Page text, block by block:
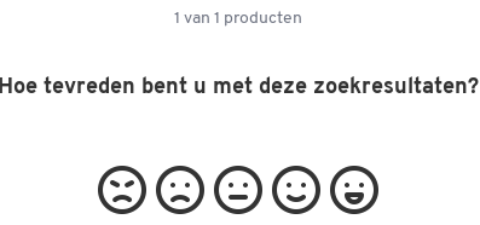
1 van 1 producten
Hoe tevreden bent u met deze zoekresultaten?